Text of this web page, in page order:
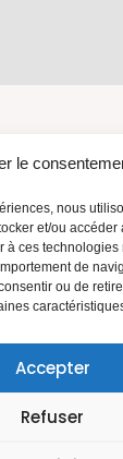
le
nous
et/ou accéder
à ces
de
ou de
Accepter
Refuser
fondée
de 15 ans.
sur la Côte